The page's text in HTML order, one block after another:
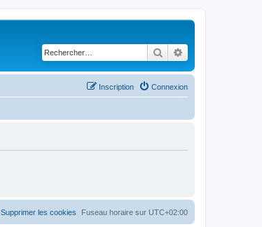
Rechercher
Connexion
Inscription
Fuseau horaire sur UTC+02:00
Supprimer les cookies